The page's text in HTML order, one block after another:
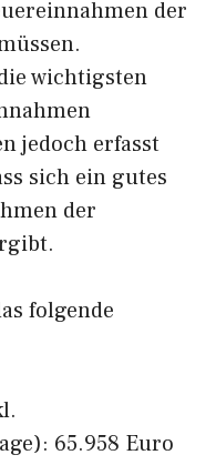
der
wichtigsten
jedoch erfasst
sich ein gutes
der
folgende
65.958 Euro